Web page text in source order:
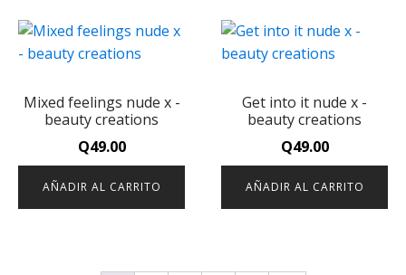
Mixed feelings nude x -
beauty creations
Q49.00
AÑADIR AL CARRITO
Get into it nude x -
beauty creations
Q49.00
AÑADIR AL CARRITO